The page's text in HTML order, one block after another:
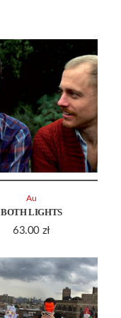
BOTH LIGHTS
63.00 zł
Au